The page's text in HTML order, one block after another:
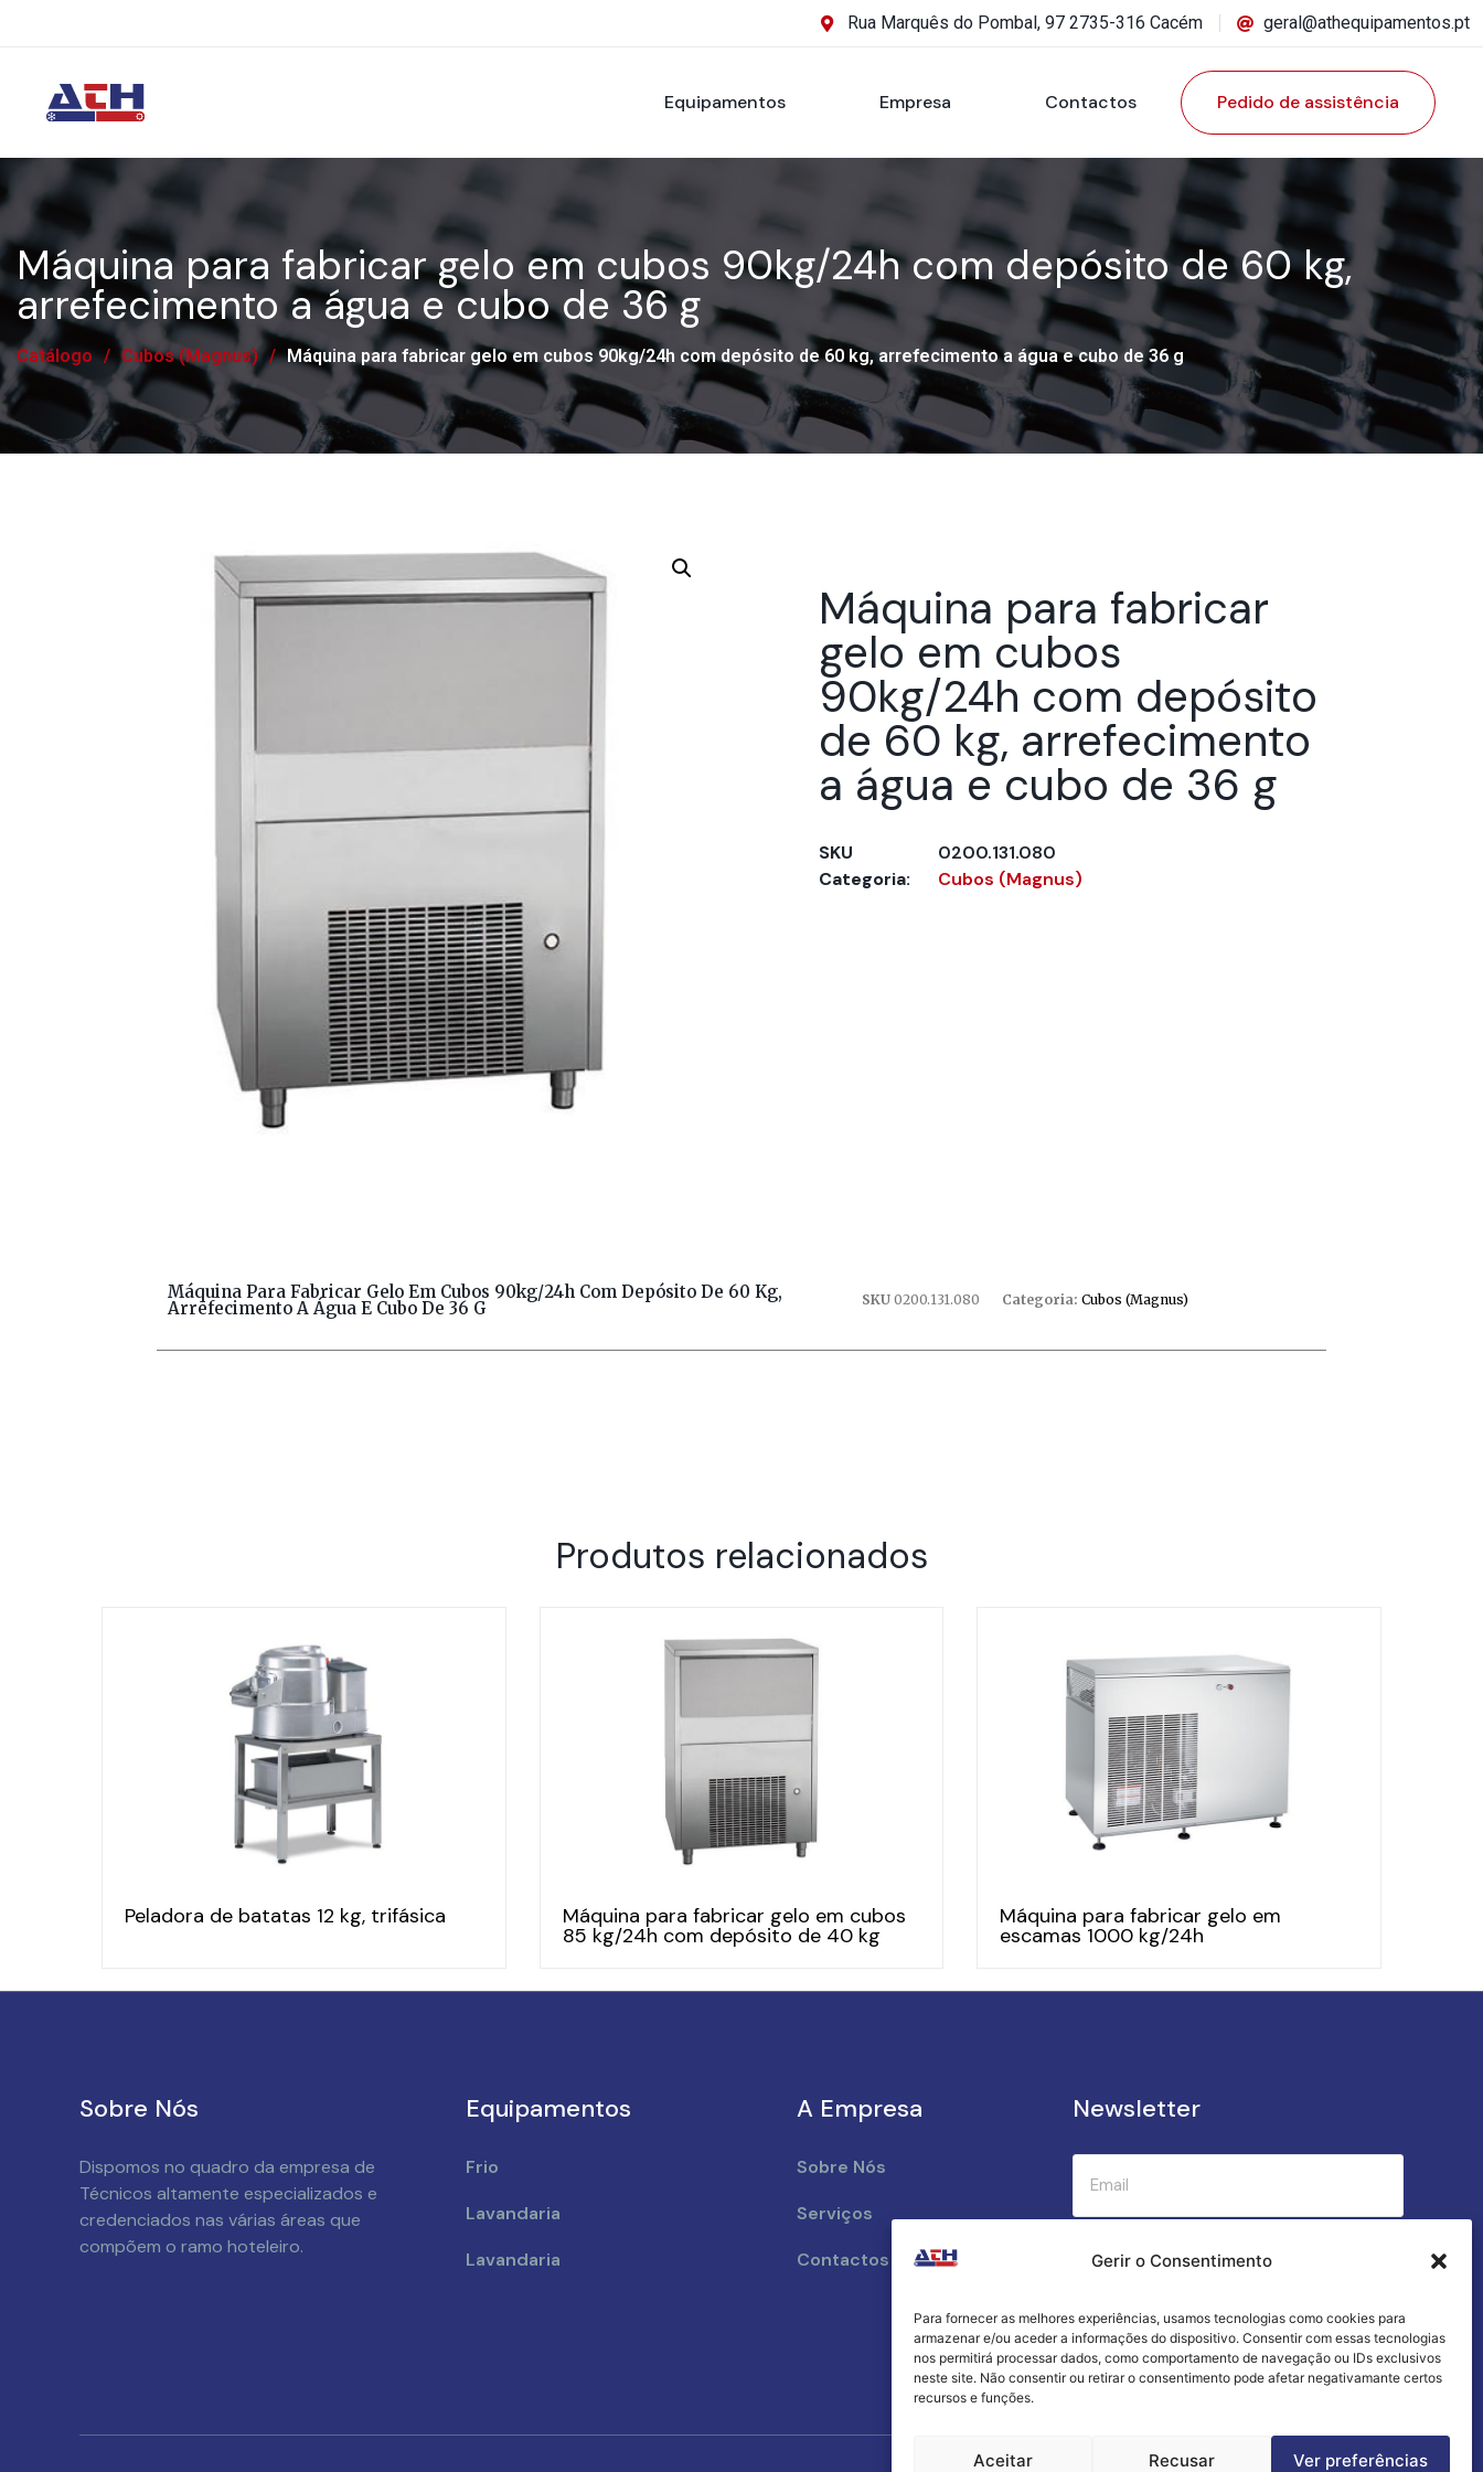
Gerir o Consentimento
Para fornecer as melhores experiências, usamos tecnologias como cookies para
armazenar e/ou aceder a informações do dispositivo. Consentir com essas tecnologias
nos permitirá processar dados, como comportamento de navegação ou IDs exclusivos
neste site. Não consentir ou retirar o consentimento pode afetar negativamante certos
recursos e funções.
Aceitar Recusar Ver preferências
Rua Marquês do Pombal, 97 2735-316 Cacém geral@athequipamentos.pt
Equipamentos Empresa Contactos Pedido de assistência
Máquina para fabricar gelo em cubos 90kg/24h com depósito de 60 kg,
arrefecimento a água e cubo de 36 g
Catálogo / Cubos (Magnus) / Máquina para fabricar gelo em cubos 90kg/24h com depósito de 60 kg, arrefecimento a água e cubo de 36 g
Máquina para fabricar
gelo em cubos
90kg/24h com depósito
de 60 kg, arrefecimento
a água e cubo de 36 g
SKU
0200.131.080
Categoria:
Cubos (Magnus)
Máquina Para Fabricar Gelo Em Cubos 90kg/24h Com Depósito De 60 Kg,
Arrefecimento A Água E Cubo De 36 G SKU 0200.131.080 Categoria: Cubos (Magnus)
Produtos relacionados
Peladora de batatas 12 kg, trifásica Máquina para fabricar gelo em cubos
85 kg/24h com depósito de 40 kg
Máquina para fabricar gelo em
escamas 1000 kg/24h
Sobre Nós
Dispomos no quadro da empresa de
Técnicos altamente especializados e
credenciados nas várias áreas que
compõem o ramo hoteleiro.
Equipamentos
Frio
Lavandaria
Lavandaria
A Empresa
Sobre Nós
Serviços
Contactos
Newsletter
Submeter
Criamos a cozinha perfeita para o seu
sucesso gastronómico!